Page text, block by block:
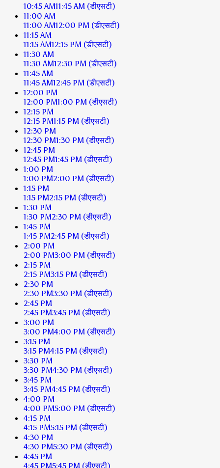
10:45 AM11:45 AM (डीएसटी)
11:00 AM
11:00 AM12:00 PM (डीएसटी)
11:15 AM
11:15 AM12:15 PM (डीएसटी)
11:30 AM
11:30 AM12:30 PM (डीएसटी)
11:45 AM
11:45 AM12:45 PM (डीएसटी)
12:00 PM
12:00 PM1:00 PM (डीएसटी)
12:15 PM
12:15 PM1:15 PM (डीएसटी)
12:30 PM
12:30 PM1:30 PM (डीएसटी)
12:45 PM
12:45 PM1:45 PM (डीएसटी)
1:00 PM
1:00 PM2:00 PM (डीएसटी)
1:15 PM
1:15 PM2:15 PM (डीएसटी)
1:30 PM
1:30 PM2:30 PM (डीएसटी)
1:45 PM
1:45 PM2:45 PM (डीएसटी)
2:00 PM
2:00 PM3:00 PM (डीएसटी)
2:15 PM
2:15 PM3:15 PM (डीएसटी)
2:30 PM
2:30 PM3:30 PM (डीएसटी)
2:45 PM
2:45 PM3:45 PM (डीएसटी)
3:00 PM
3:00 PM4:00 PM (डीएसटी)
3:15 PM
3:15 PM4:15 PM (डीएसटी)
3:30 PM
3:30 PM4:30 PM (डीएसटी)
3:45 PM
3:45 PM4:45 PM (डीएसटी)
4:00 PM
4:00 PM5:00 PM (डीएसटी)
4:15 PM
4:15 PM5:15 PM (डीएसटी)
4:30 PM
4:30 PM5:30 PM (डीएसटी)
4:45 PM
4:45 PM5:45 PM (डीएसटी)